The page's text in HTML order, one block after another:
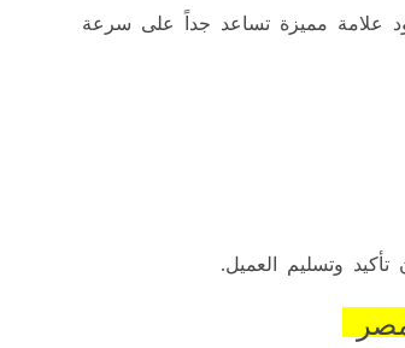
علامة مميزة تساعد جداً على سرعة
وتسليم العميل.